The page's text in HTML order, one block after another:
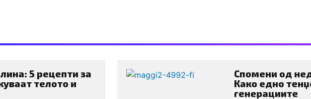
5 рецепти за
телото и
Спомени од
Како едно
генерациите